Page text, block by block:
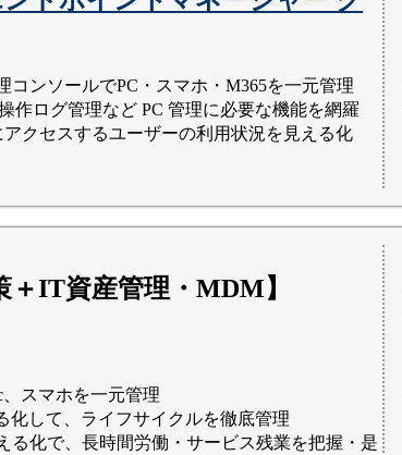
コンソールでPC・スマホ・M365を一元管理
作ログ管理など PC 管理に必要な機能を網羅
アクセスするユーザーの利用状況を見える化
＋IT資産管理・MDM】
、スマホを一元管理
化して、ライフサイクルを徹底管理
る化で、長時間労働・サービス残業を把握・是